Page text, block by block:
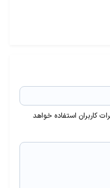
کاربران استفاده خواهد